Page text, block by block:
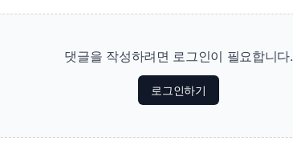
댓글을 작성하려면 로그인이 필요합니다.
로그인하기